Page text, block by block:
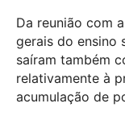
Da reunião com
gerais do ensino
saíram também
relativamente à
acumulação de